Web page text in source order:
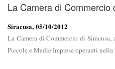
La Camera di
Siracusa, 05/10/2012
La Camera di Commercio di
Piccole e Medie Imprese operanti